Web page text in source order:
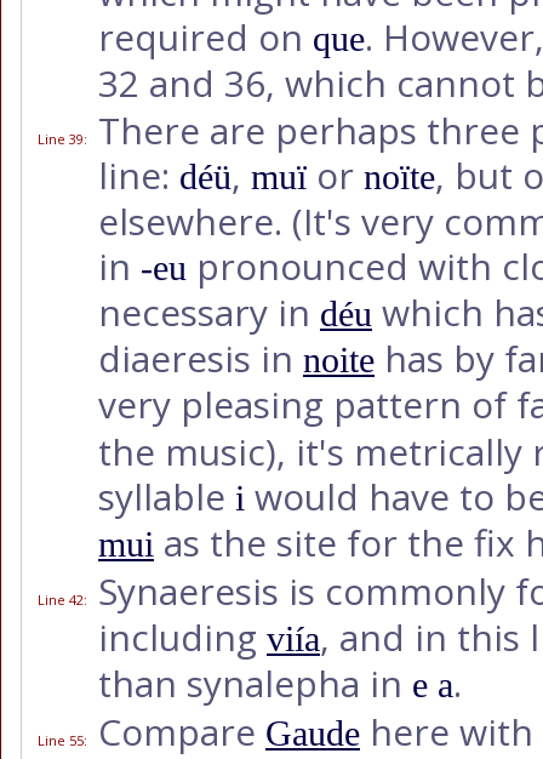
required on que.
32 and 36, which cannot
Line 39:
There are perhaps three
line: déü, muï or noïte, but
elsewhere. (It's very
in -eu pronounced with
necessary in déu which
diaeresis in noite has by
very pleasing pattern of
the music), it's metrically
syllable i would have to
mui as the site for the fix
Line 42:
Synaeresis is commonly
including viía, and in this
than synalepha in e a.
Line 55: Compare Gaude here with